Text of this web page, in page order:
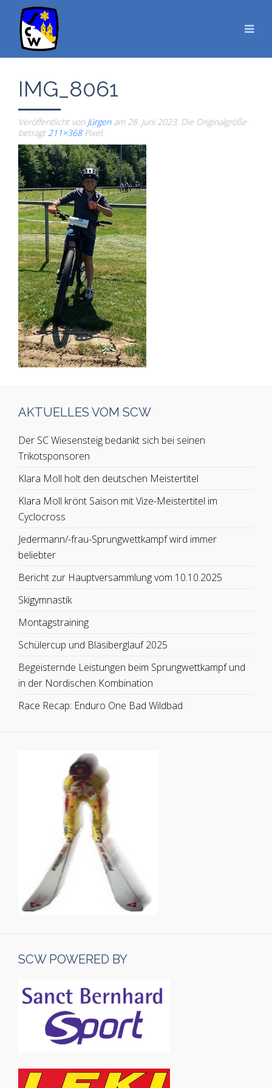
IMG_8061
Veröffentlicht von Jürgenam 28. Juni 2023. Die Originalgröße
beträgt211×368Pixel.
AKTUELLES VOM SCW
Der SC Wiesensteig bedankt sich bei seinen
Trikotsponsoren
Klara Moll holt den deutschen Meistertitel
Klara Moll krönt Saison mit Vize-Meistertitel im
Cyclocross
Jedermann/-frau-Sprungwettkampf wird immer
beliebter
Bericht zur Hauptversammlung vom 10.10.2025
Skigymnastik
Montagstraining
Schülercup und Bläsiberglauf 2025
Begeisternde Leistungen beim Sprungwettkampf und
in der Nordischen Kombination
Race Recap: Enduro One Bad Wildbad
SCW POWERED BY